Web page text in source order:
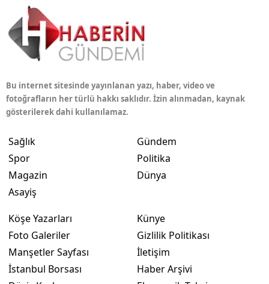
Bu internet sitesinde yayınlanan yazı, haber, video ve
fotoğrafların her türlü hakkı saklıdır. İzin alınmadan, kaynak
gösterilerek dahi kullanılamaz.
Sağlık
Spor
Magazin
Asayiş
Gündem
Politika
Dünya
Köşe Yazarları
Foto Galeriler
Manşetler Sayfası
İstanbul Borsası
Künye
Gizlilik Politikası
İletişim
Haber Arşivi